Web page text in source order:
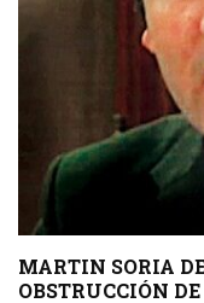
MARTIN SORIA
OBSTRUCCIÓN